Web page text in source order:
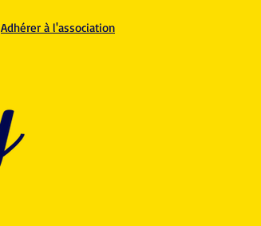
Adhérer à l'association